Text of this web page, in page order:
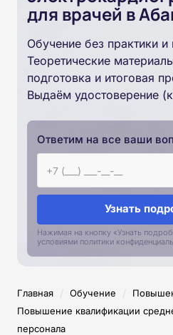
для врачей в
Обучение без практики
Теоретические
подготовка и итоговая
Выдаём удостоверение
Ответим на все ваши
Узнать
Нажимая на кнопку «Узнать
условиями политики
Главная / Обучение /
Повышение квалификации
персонала